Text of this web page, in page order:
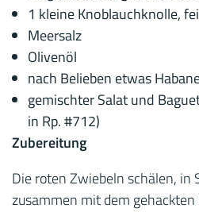
1 kleine Knoblauchknolle,
Meersalz
Olivenöl
nach Belieben etwas
gemischter Salat und
in Rp. #712)
Zubereitung
Die roten Zwiebeln schälen, in
zusammen mit dem